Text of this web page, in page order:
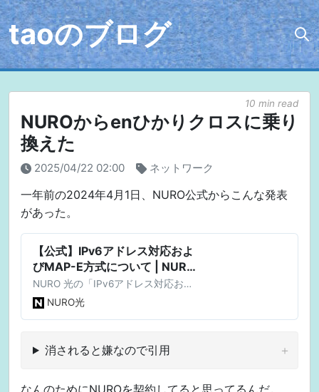
taoのブログ
10 min read
NUROからenひかりクロスに乗り
換えた
2025/04/22 02:00 ネットワーク
一年前の2024年4月1日、NURO公式からこんな発表
があった。
【公式】IPv6アドレス対応およ
びMAP-E方式について | NURO
光 - インターネット・光回線
NURO 光の「IPv6アドレス対応およ
びMAP-E方式について」ページで
応を行っています。
NURO光
消されると嫌なので引用
なんのためにNUROを契約してると思ってるんだ。